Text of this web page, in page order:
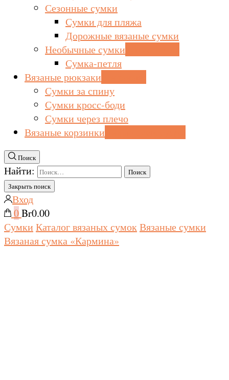
Сезонные сумки
Сумки для пляжа
Дорожные вязаные сумки
Необычные сумки
Сумка-петля
Вязаные рюкзаки
Сумки за спину
Сумки кросс-боди
Сумки через плечо
Вязаные корзинки
Поиск
Найти:
Закрыть поиск
Вход
0Br0.00
Сумки Каталог вязаных сумокВязаные сумки
Вязаная сумка «Кармина»